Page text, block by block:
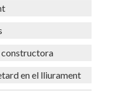
constructora
en el lliurament